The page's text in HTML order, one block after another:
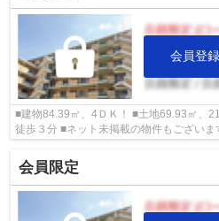
会員登
■建物84.39㎡、4ＤＫ！ ■土地69.93㎡、
徒歩３分 ■ネット未掲載の物件もございま
会員限定